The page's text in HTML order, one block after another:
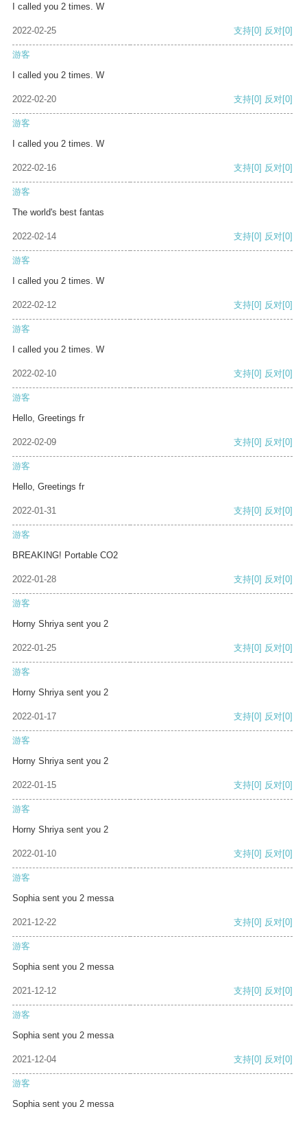
I called you 2 times. W
2022-02-25 支持[0] 反对[0]
游客
I called you 2 times. W
2022-02-20 支持[0] 反对[0]
游客
I called you 2 times. W
2022-02-16 支持[0] 反对[0]
游客
The world's best fantas
2022-02-14 支持[0] 反对[0]
游客
I called you 2 times. W
2022-02-12 支持[0] 反对[0]
游客
I called you 2 times. W
2022-02-10 支持[0] 反对[0]
游客
Hello, Greetings fr
2022-02-09 支持[0] 反对[0]
游客
Hello, Greetings fr
2022-01-31 支持[0] 反对[0]
游客
BREAKING! Portable CO2
2022-01-28 支持[0] 反对[0]
游客
Horny Shriya sent you 2
2022-01-25 支持[0] 反对[0]
游客
Horny Shriya sent you 2
2022-01-17 支持[0] 反对[0]
游客
Horny Shriya sent you 2
2022-01-15 支持[0] 反对[0]
游客
Horny Shriya sent you 2
2022-01-10 支持[0] 反对[0]
游客
Sophia sent you 2 messa
2021-12-22 支持[0] 反对[0]
游客
Sophia sent you 2 messa
2021-12-12 支持[0] 反对[0]
游客
Sophia sent you 2 messa
2021-12-04 支持[0] 反对[0]
游客
Sophia sent you 2 messa